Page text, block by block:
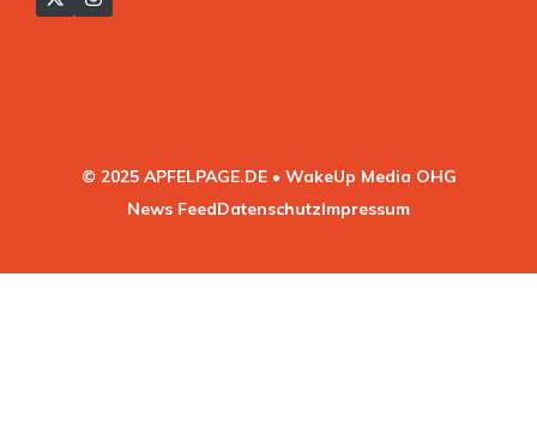
© 2025 APFELPAGE.DE • WakeUp Media OHG
News FeedDatenschutzImpressum